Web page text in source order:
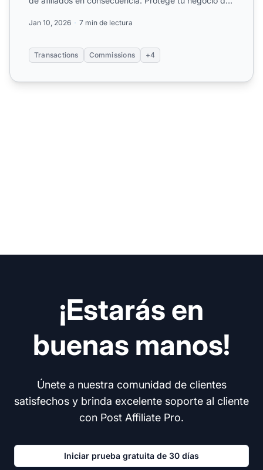
Jan 10, 2026 7 min de lectura
Transactions Commissions +4
¡Estarás en
buenas manos!
Únete a nuestra comunidad de clientes
satisfechos y brinda excelente soporte al cliente
con Post Affiliate Pro.
Iniciar prueba gratuita de 30 días